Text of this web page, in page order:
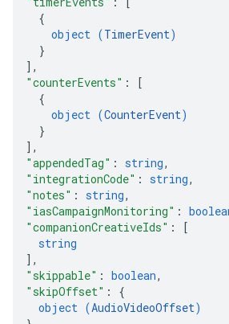
{
object (TimerEvent)
}
] ,
"counterEvents" :
[
{
object (CounterEvent)
}
] ,
"appendedTag" : string,
"integrationCode" : string,
"notes" : string,
"iasCampaignMonitoring" :
"companionCreativeIds" :
[
string
] ,
"skippable" : boolean,
"skipOffset" : {
object (AudioVideoOffset)